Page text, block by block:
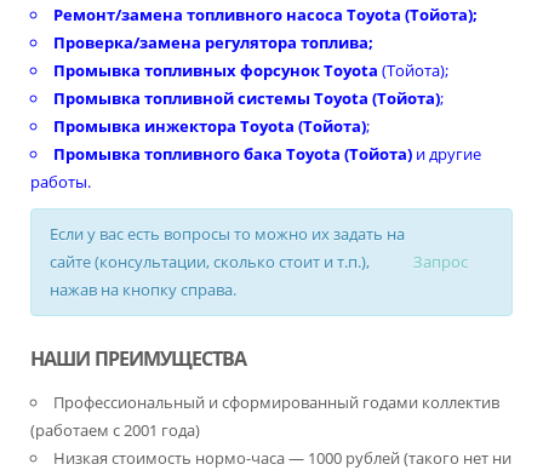
Ремонт/замена топливного насоса Toyota (Тойота);
Проверка/замена регулятора топлива;
Промывка топливных форсунок Toyota (Тойота);
Промывка топливной системы Toyota (Тойота);
Промывка инжектора Toyota (Тойота);
Промывка топливного бака Toyota (Тойота) и другие
работы.
Если у вас есть вопросы то можно их задать на
сайте (консультации, сколько стоит и т.п.),
нажав на кнопку справа.
Запрос
НАШИ ПРЕИМУЩЕСТВА
Профессиональный и сформированный годами коллектив
(работаем с 2001 года)
Низкая стоимость нормо-часа — 1000 рублей (такого нет ни